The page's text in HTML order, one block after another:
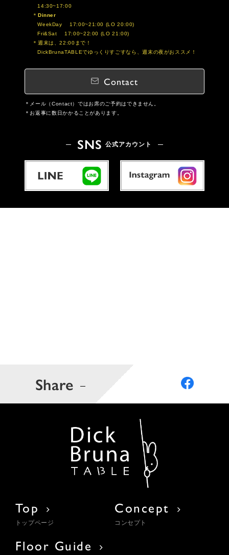
14:30~17:00
Dinner
WeekDay 17:00~21:00 (LO 20:00)
Fri&Sat 17:00~22:00 (LO 21:00)
週末は、22:00まで！
DickBrunaTABLEでゆっくりすごすなら、週末の夜がおススメ！
Contact
メール（Contact）ではお席のご予約はできません。
お返事に数日かかることがあります。
SNS 公式アカウント
Share
Top
トップページ
Concept
コンセプト
Floor Guide